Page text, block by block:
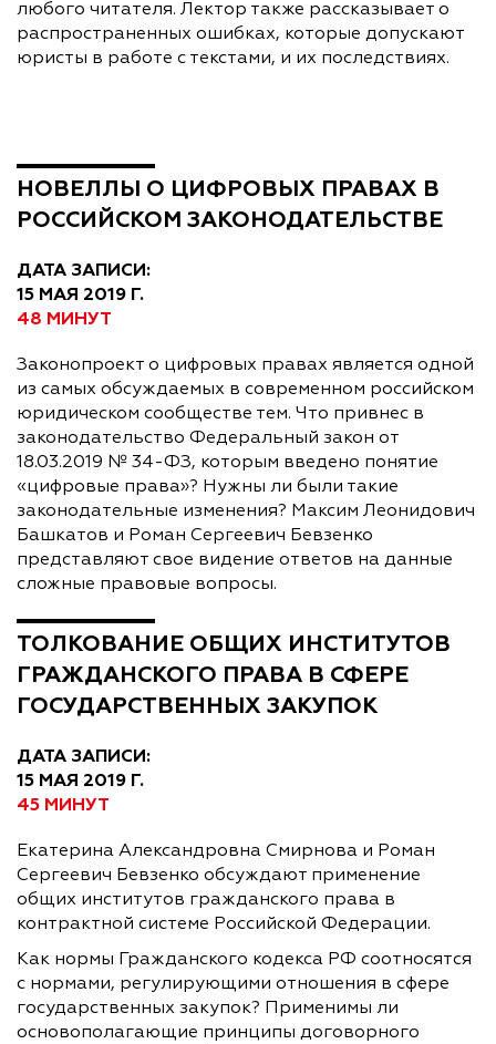
любого читателя. Лектор также рассказывает о
распространенных ошибках, которые допускают
юристы в работе с текстами, и их последствиях.
НОВЕЛЛЫ О ЦИФРОВЫХ ПРАВАХ В
РОССИЙСКОМ ЗАКОНОДАТЕЛЬСТВЕ
ДАТА ЗАПИСИ:
15 МАЯ 2019 Г.
48 МИНУТ
Законопроект о цифровых правах является одной
из самых обсуждаемых в современном российском
юридическом сообществе тем. Что привнес в
законодательство Федеральный закон от
18.03.2019 № 34-ФЗ, которым введено понятие
«цифровые права»? Нужны ли были такие
законодательные изменения? Максим Леонидович
Башкатов и Роман Сергеевич Бевзенко
представляют свое видение ответов на данные
сложные правовые вопросы.
ТОЛКОВАНИЕ ОБЩИХ ИНСТИТУТОВ
ГРАЖДАНСКОГО ПРАВА В СФЕРЕ
ГОСУДАРСТВЕННЫХ ЗАКУПОК
ДАТА ЗАПИСИ:
15 МАЯ 2019 Г.
45 МИНУТ
Екатерина Александровна Смирнова и Роман
Сергеевич Бевзенко обсуждают применение
общих институтов гражданского права в
контрактной системе Российской Федерации.
Как нормы Гражданского кодекса РФ соотносятся
с нормами, регулирующими отношения в сфере
государственных закупок? Применимы ли
основополагающие принципы договорного